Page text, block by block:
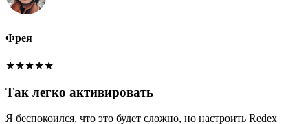
Фрея
★★★★★
Так легко активировать
Я беспокоился, что это будет сложно, но настроить Redex